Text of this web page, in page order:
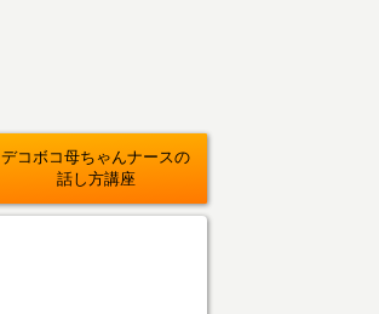
デコボコ母ちゃんナースの
話し方講座